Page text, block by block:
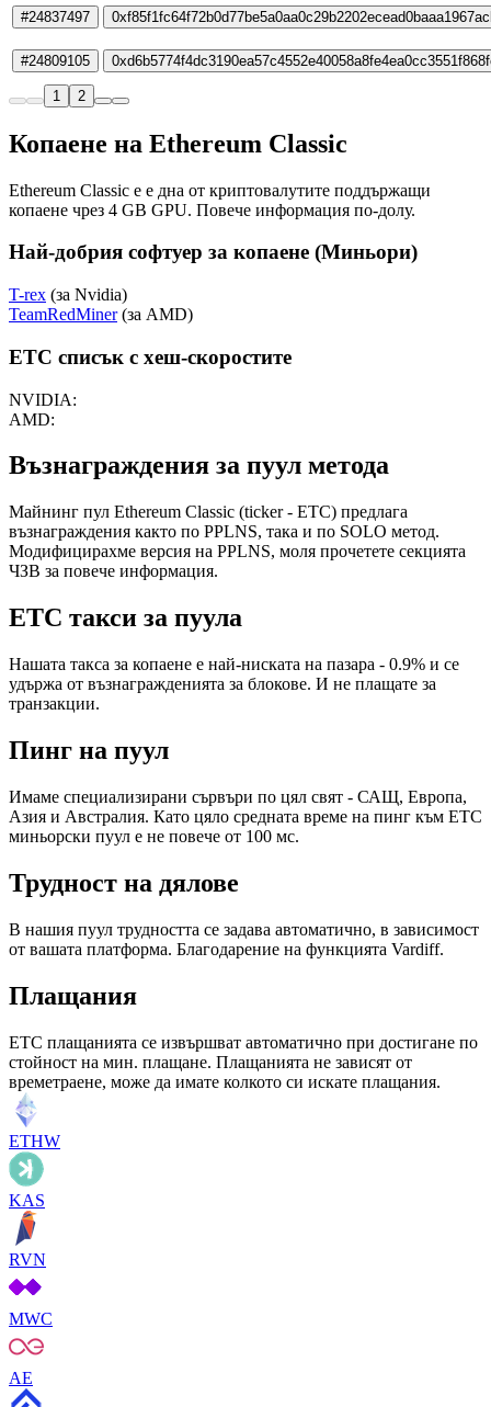
#24837497
#24809105
1 2
Копаене на Ethereum Classic
Ethereum Classic е е дна от криптовалутите поддържащи
копаене чрез 4 GB GPU. Повече информация по-долу.
Най-добрия софтуер за копаене (Миньори)
T-rex (за Nvidia)
TeamRedMiner(за AMD)
ETC списък с хеш-скоростите
NVIDIA:
AMD:
Възнаграждения за пуул метода
Майнинг пул Ethereum Classic (ticker - ETC) предлага
възнаграждения както по PPLNS, така и по SOLO метод.
Модифицирахме версия на PPLNS, моля прочетете секцията
ЧЗВ за повече информация.
ETC такси за пуула
Нашата такса за копаене е най-ниската на пазара - 0.9% и се
удържа от възнагражденията за блокове. И не плащате за
транзакции.
Пинг на пуул
Имаме специализирани сървъри по цял свят - САЩ, Европа,
Азия и Австралия. Като цяло средната време на пинг към ETC
миньорски пуул е не повече от 100 мс.
Трудност на дялове
В нашия пуул трудността се задава автоматично, в зависимост
от вашата платформа. Благодарение на функцията Vardiff.
Плащания
ETC плащанията се извършват автоматично при достигане по
стойност на мин. плащане. Плащанията не зависят от
времетраене, може да имате колкото си искате плащания.
ETHW
KAS
RVN
MWC
AE